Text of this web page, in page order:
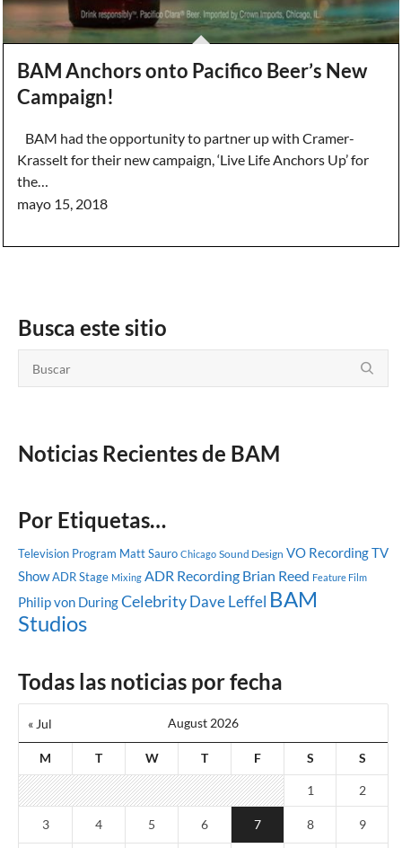
BAM Anchors onto Pacifico Beer’s New
Campaign!
BAM had the opportunity to partner up with Cramer-
Krasselt for their new campaign, ‘Live Life Anchors Up’ for
the…
mayo 15, 2018
Busca este sitio
Noticias Recientes de BAM
Por Etiquetas…
Television Program Matt Sauro Chicago Sound Design VO RecordingTV
ShowADR Stage Mixing ADR Recording Brian Reed Feature Film
Philip von DuringCelebrityDave Leffel BAM
Studios
Todas las noticias por fecha
August 2026
M T W T F S S
« Jul
1 2
3 4 5 6 7 8 9